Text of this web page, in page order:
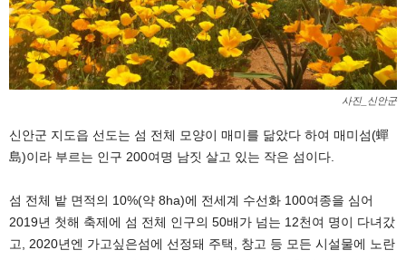
사진_신안군
신안군 지도읍 선도는 섬 전체 모양이 매미를 닮았다 하여 매미섬(蟬
島)이라 부르는 인구 200여명 남짓 살고 있는 작은 섬이다.
섬 전체 밭 면적의 10%(약 8ha)에 전세계 수선화 100여종을 심어
2019년 첫해 축제에 섬 전체 인구의 50배가 넘는 12천여 명이 다녀갔
고, 2020년엔 가고싶은섬에 선정돼 주택, 창고 등 모든 시설물에 노란